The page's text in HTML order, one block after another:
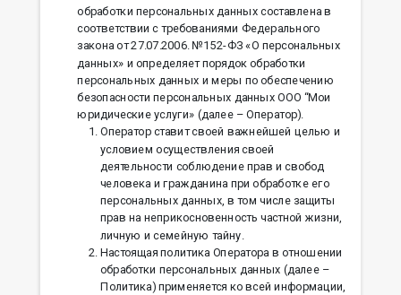
обработки персональных данных составлена в
соответствии с требованиями Федерального
закона от 27.07.2006. №152-ФЗ «О персональных
данных» и определяет порядок обработки
персональных данных и меры по обеспечению
безопасности персональных данных ООО “Мои
юридические услуги» (далее – Оператор).
Оператор ставит своей важнейшей целью и
условием осуществления своей
деятельности соблюдение прав и свобод
человека и гражданина при обработке его
персональных данных, в том числе защиты
прав на неприкосновенность частной жизни,
личную и семейную тайну.
Настоящая политика Оператора в отношении
обработки персональных данных (далее –
Политика) применяется ко всей информации,